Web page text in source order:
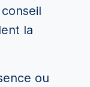
la
ou